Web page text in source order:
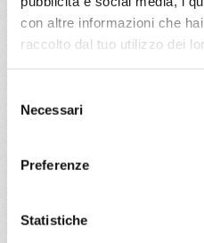
con altre informazioni che
raccolto dal tuo utilizzo dei
delNecessari
Preferenze
Statistiche
01/05/2027